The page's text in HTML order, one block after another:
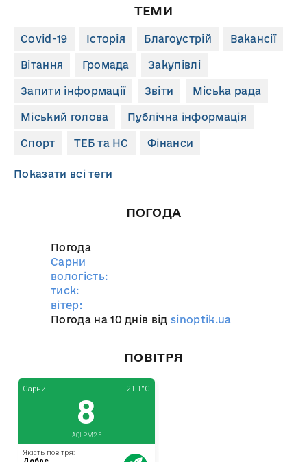
ТЕМИ
Covid-19 Історія Благоустрій Вакансії
Вітання Громада Закупівлі
Запити інформації Звіти Міська рада
Міський голова Публічна інформація
Спорт ТЕБ та НС Фінанси
Показати всі теги
ПОГОДА
Погода
Сарни
вологість:
тиск:
вітер:
Погода на 10 днів відsinoptik.ua
ПОВІТРЯ